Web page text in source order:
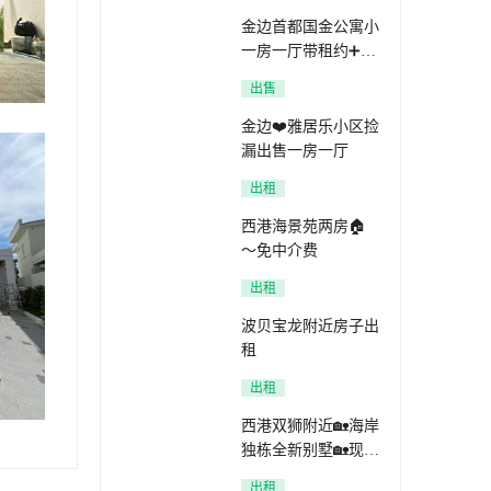
金边首都国金公寓小
一房一厅带租约➕家
出售
金边❤️雅居乐小区捡
漏出售一房一厅
出租
西港海景苑两房🏠
～免中介费
出租
波贝宝龙附近房子出
租
出租
西港双狮附近🏡海岸
独栋全新别墅🏡现订
出租